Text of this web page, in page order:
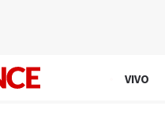
VIVO